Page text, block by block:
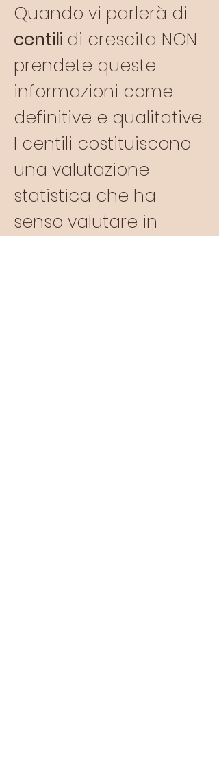
Quando vi parlerà di
centili di crescita NON
prendete queste
informazioni come
definitive e qualitative.
I centili costituiscono
una valutazione
statistica che ha
senso valutare in